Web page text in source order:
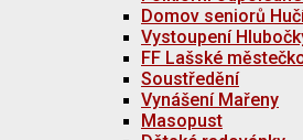
Domov seniorů
Vystoupení
FF Lašské
Soustředění
Vynášení Mařeny
Masopust